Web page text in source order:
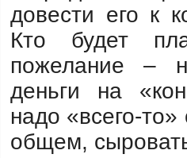
довести его к
Кто будет
пожелание –
деньги на
надо «всего-
об­щем,